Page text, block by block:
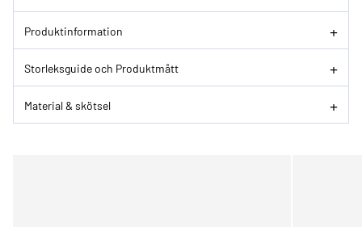
Produktinformation
Storleksguide och Produktmått
Material & skötsel